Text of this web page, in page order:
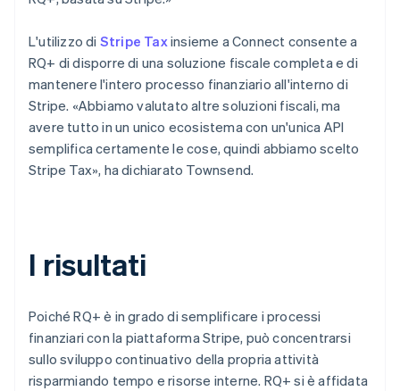
L'utilizzo di Stripe Taxinsieme a Connect consente a
RQ+ di disporre di una soluzione fiscale completa e di
mantenere l'intero processo finanziario all'interno di
Stripe. «Abbiamo valutato altre soluzioni fiscali, ma
avere tutto in un unico ecosistema con un'unica API
semplifica certamente le cose, quindi abbiamo scelto
Stripe Tax», ha dichiarato Townsend.
I risultati
Poiché RQ+ è in grado di semplificare i processi
finanziari con la piattaforma Stripe, può concentrarsi
sullo sviluppo continuativo della propria attività
risparmiando tempo e risorse interne. RQ+ si è affidata